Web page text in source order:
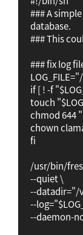
### A
database.
### This
### fix log
if [ ! -f
touch
chmod 644
chown
fi
/usr/bin/
--quiet \
--datadir="/
--
--daemon-